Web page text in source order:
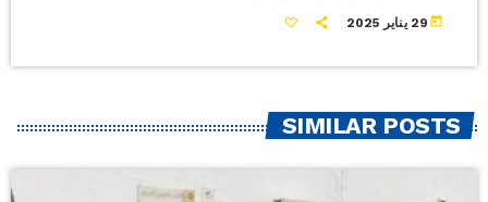
today 29 يناير 2025
SIMILAR POSTS